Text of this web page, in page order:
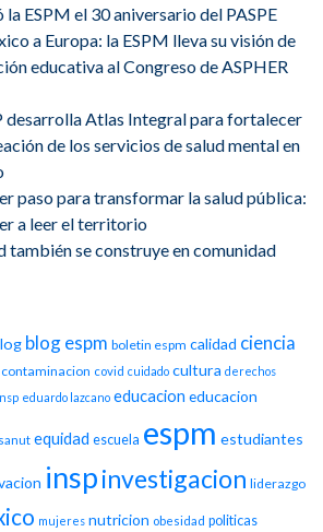
la ESPM el 30 aniversario del PASPE
a Europa: la ESPM lleva su visión de
educativa al Congreso de ASPHER
desarrolla Atlas Integral para fortalecer
de los servicios de salud mental en
paso para transformar la salud pública:
a leer el territorio
también se construye en comunidad
blog espm boletin espm calidad ciencia
contaminacion covid cuidado cultura derechos
eduardo lazcano educacion educacion
equidad escuela espm estudiantes
inspinvestigacion liderazgo
mujeres nutricion obesidad politicas